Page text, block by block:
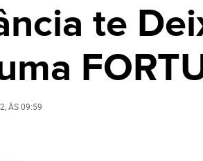
te
, ÀS09:59